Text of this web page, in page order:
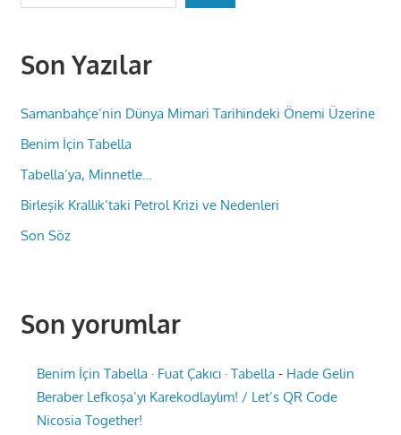
Son Yazılar
Samanbahçe’nin Dünya Mimari Tarihindeki Önemi Üzerine
Benim İçin Tabella
Tabella’ya, Minnetle…
Birleşik Krallık’taki Petrol Krizi ve Nedenleri
Son Söz
Son yorumlar
Benim İçin Tabella · Fuat Çakıcı · Tabella - Hade Gelin
Beraber Lefkoşa’yı Karekodlaylım! / Let’s QR Code
Nicosia Together!